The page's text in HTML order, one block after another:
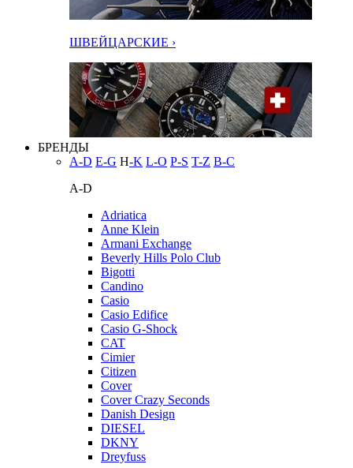
ШВЕЙЦАРСКИЕ ›
БРЕНДЫ
A-D E-G H-K L-O P-S T-Z В-С
A-D
Adriatica
Anne Klein
Armani Exchange
Beverly Hills Polo Club
Bigotti
Candino
Casio
Casio Edifice
Casio G-Shock
CAT
Cimier
Citizen
Cover
Cover Crazy Seconds
Danish Design
DIESEL
DKNY
Dreyfuss